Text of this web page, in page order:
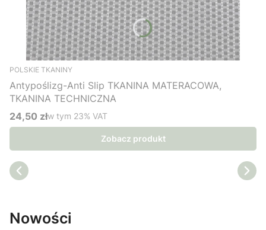
POLSKIE TKANINY
Antypoślizg-Anti Slip TKANINA MATERACOWA,
TKANINA TECHNICZNA
Cena brutto
24,50 złw tym %s VAT
w tym 23% VAT
Zobacz produkt
Nowości